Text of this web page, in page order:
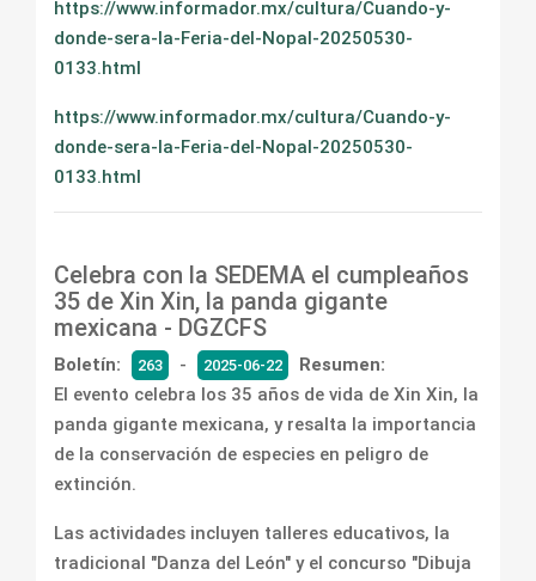
https://www.informador.mx/cultura/Cuando-y-
donde-sera-la-Feria-del-Nopal-20250530-
0133.html
https://www.informador.mx/cultura/Cuando-y-
donde-sera-la-Feria-del-Nopal-20250530-
0133.html
Celebra con la SEDEMA el cumpleaños
35 de Xin Xin, la panda gigante
mexicana - DGZCFS
Boletín: 263 - 2025-06-22
Resumen:
El evento celebra los 35 años de vida de Xin Xin, la
panda gigante mexicana, y resalta la importancia
de la conservación de especies en peligro de
extinción.
Las actividades incluyen talleres educativos, la
tradicional "Danza del León" y el concurso "Dibuja